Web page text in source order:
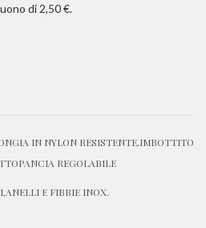
di 2,50 €.
IN NYLON RESISTENTE,IMBOTTITO
REGOLABILE
E FIBBIE INOX.